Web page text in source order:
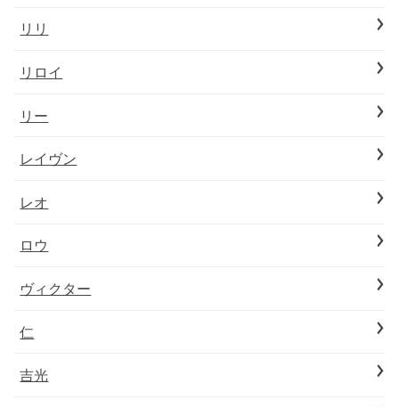
リリ
リロイ
リー
レイヴン
レオ
ロウ
ヴィクター
仁
吉光